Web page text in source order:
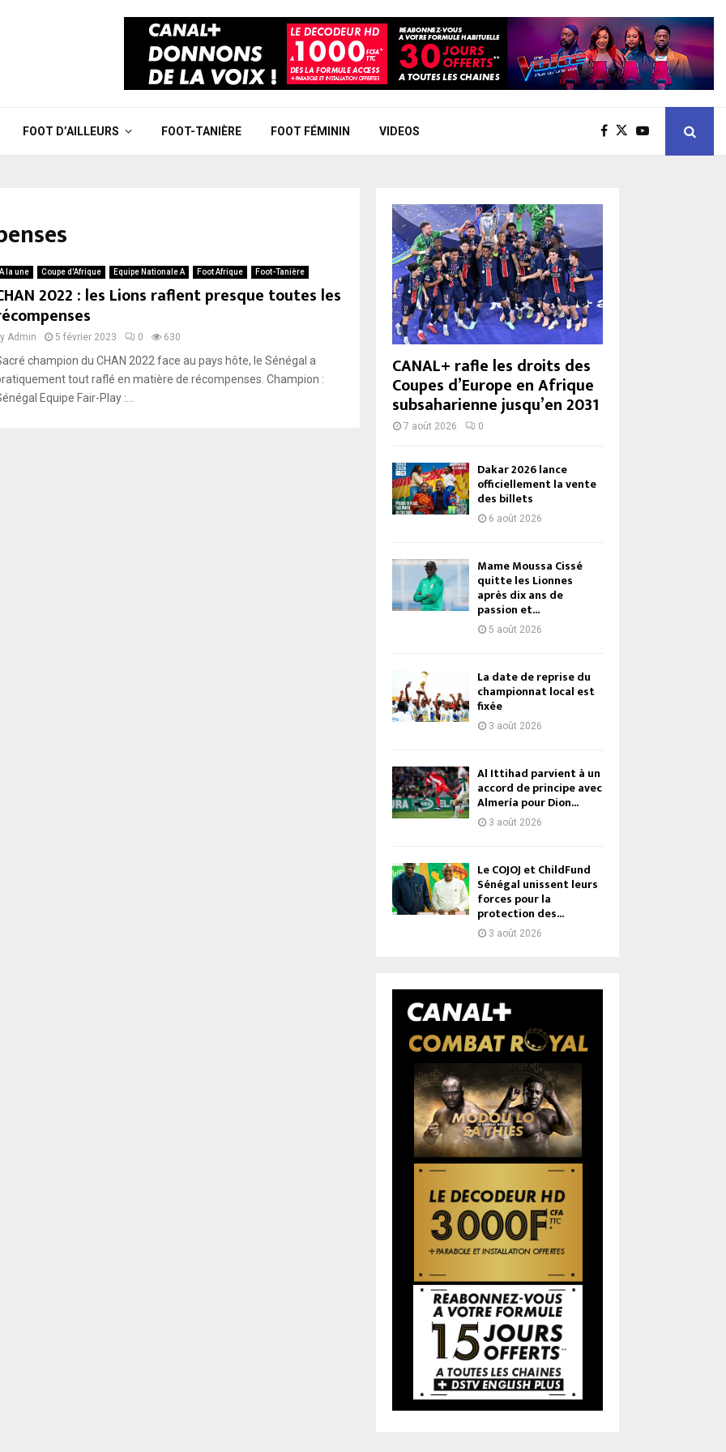
FOOT D’AILLEURS FOOT-TANIÈRE FOOT FÉMININ VIDEOS
A la une Coupe d'Afrique Equipe Nationale A Foot Afrique Foot-Tanière
2022 : les Lions raflent presque toutes les
Admin 5 février 2023 0 630
champion du CHAN 2022 face au pays hôte, le Sénégal a
tout raflé en matière de récompenses. Champion :
Equipe Fair-Play :...
CANAL+ rafle les droits des
Coupes d’Europe en Afrique
subsaharienne jusqu’en 2031
7 août 2026 0
Dakar 2026 lance
officiellement la vente
des billets
6 août 2026
Mame Moussa Cissé
quitte les Lionnes
après dix ans de
passion et...
5 août 2026
La date de reprise du
championnat local est
fixée
3 août 2026
Al Ittihad parvient à un
accord de principe avec
Almería pour Dion...
3 août 2026
Le COJOJ et ChildFund
Sénégal unissent leurs
forces pour la
protection des...
3 août 2026